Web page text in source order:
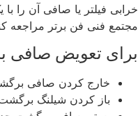
خرابی فیلتر یا صافی آن را
مجتمع فنی فن برتر مراجعه
برای تعویض صافی
خارج کردن صافی
باز کردن شیلنگ برگشت